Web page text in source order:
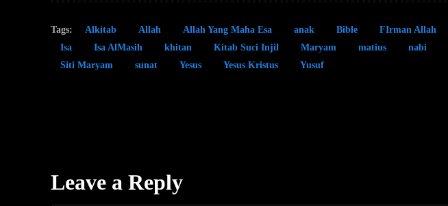
Tags: Alkitab Allah Allah Yang Maha Esa anak Bible FIrman Allah
Isa
Isa AlMasih khitan Kitab Suci Injil Maryam matius nabi
Siti Maryam
sunat Yesus Yesus Kristus Yusuf
Leave a Reply